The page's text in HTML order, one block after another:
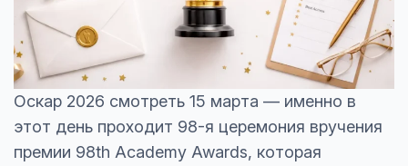
Оскар 2026 смотреть 15 марта — именно в
этот день проходит 98-я церемония вручения
премии 98th Academy Awards, которая